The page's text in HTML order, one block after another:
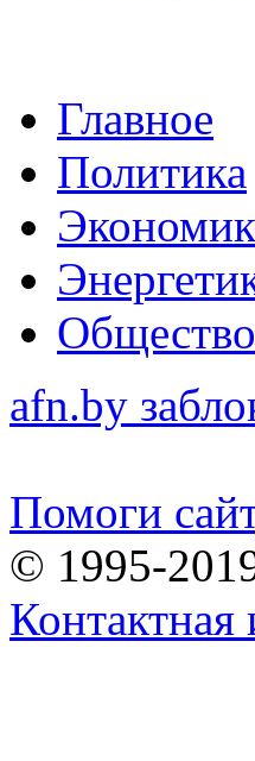
Главное
Политика
Общество
afn.by
Помоги
© 1995-